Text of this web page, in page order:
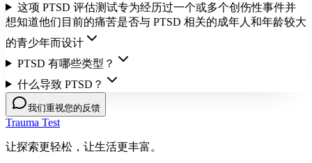
这项 PTSD 评估测试专为经历过一个或多个创伤性事件并
想知道他们目前的痛苦是否与 PTSD 相关的成年人和年龄较大
的青少年而设计
PTSD 有哪些类型？
什么导致 PTSD？
我们重视您的反馈
Trauma Test
让探索更轻松，让生活更丰富。